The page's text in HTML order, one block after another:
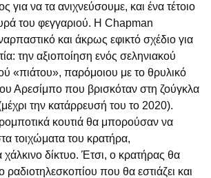
για να τα ανιχνεύσουμε, και ένα τέτοιο
του φεγγαριού. Η Chapman
και άκρως εφικτό σχέδιο για
την αξιοποίηση ενός σεληνιακού
«πιάτου», παρόμοιου με το θρυλικό
Αρεσίμπο που βρισκόταν στη ζούγκλα
την κατάρρευσή του το 2020).
κουτιά θα μπορούσαν να
τοιχώματα του κρατήρα,
δίκτυο. Έτσι, ο κρατήρας θα
ραδιοτηλεσκοπίου που θα εστιάζει και